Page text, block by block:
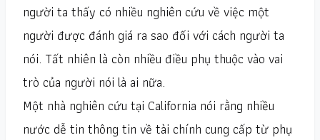
người ta thấy có nhiều nghiên cứu về việc một
người được đánh giá ra sao đối với cách người ta
nói. Tất nhiên là còn nhiều điều phụ thuộc vào vai
trò của người nói là ai nữa.
Một nhà nghiên cứu tại California nói rằng nhiều
nước dễ tin thông tin về tài chính cung cấp từ phụ